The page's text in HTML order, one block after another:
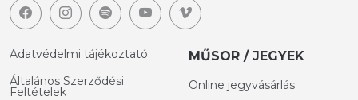
Adatvédelmi tájékoztató
Általános Szerződési
Feltételek
MŰSOR / JEGYEK
Online jegyvásárlás